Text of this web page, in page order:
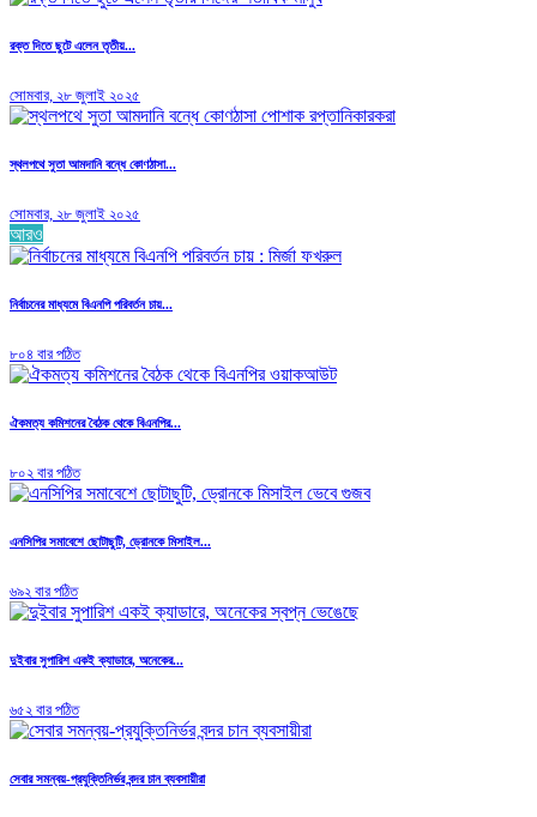
রক্ত দিতে ছুটে এলেন তৃতীয়...
সোমবার, ২৮ জুলাই ২০২৫
স্থলপথে সুতা আমদানি বন্ধে কোণঠাসা...
সোমবার, ২৮ জুলাই ২০২৫
আরও
নির্বাচনের মাধ্যমে বিএনপি পরিবর্তন চায়...
৮০৪ বার পঠিত
ঐকমত্য কমিশনের বৈঠক থেকে বিএনপির...
৮০২ বার পঠিত
এনসিপির সমাবেশে ছোটাছুটি, ড্রোনকে মিসাইল...
৬৯২ বার পঠিত
দুইবার সুপারিশ একই ক্যাডারে, অনেকের...
৬৫২ বার পঠিত
সেবার সমন্বয়-প্রযুক্তিনির্ভর বন্দর চান ব্যবসায়ীরা